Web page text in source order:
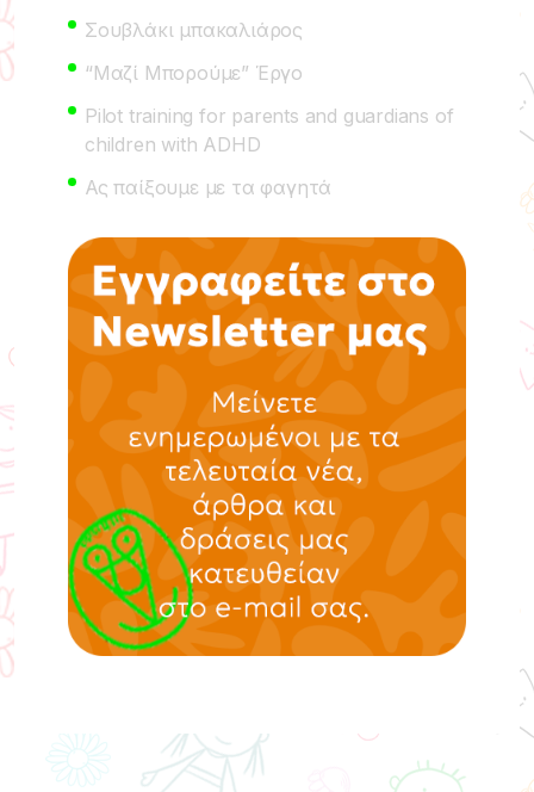
Σουβλάκι μπακαλιάρος
“Μαζί Μπορούμε” Έργο
Pilot training for parents and guardians of
children with ADHD
Ας παίξουμε με τα φαγητά